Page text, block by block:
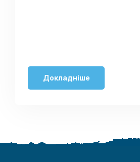
Докладніше